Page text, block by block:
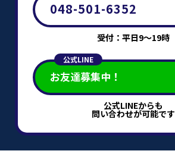
048-501-6352
受付：平日9～19時
公式LINE
お友達募集中！
公式LINEからも
問い合わせが可能です